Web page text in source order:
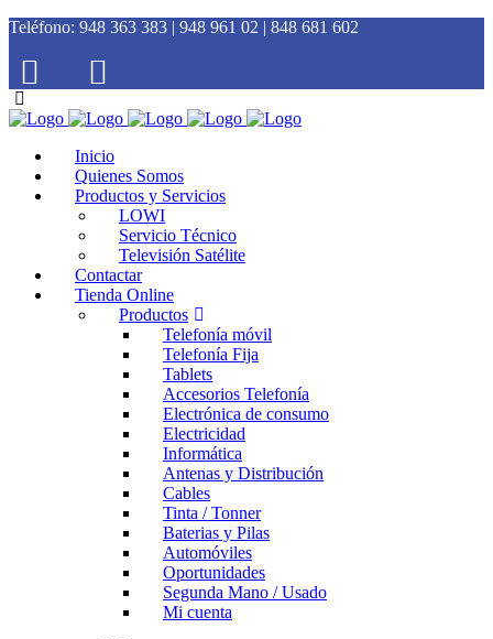
Teléfono: 948 363 383 | 948 961 02 | 848 681 602
Inicio
Quienes Somos
Productos y Servicios
LOWI
Servicio Técnico
Televisión Satélite
Contactar
Tienda Online
Productos
Telefonía móvil
Telefonía Fija
Tablets
Accesorios Telefonía
Electrónica de consumo
Electricidad
Informática
Antenas y Distribución
Cables
Tinta / Tonner
Baterias y Pilas
Automóviles
Oportunidades
Segunda Mano / Usado
Mi cuenta